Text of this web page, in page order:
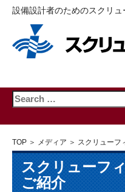
設備設計者のためのスクリ
TOP ＞ メディア ＞ スクリューフ
スクリューフ
ご紹介